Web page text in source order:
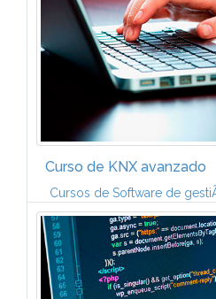
Curso de KNX avanzado
Cursos de Software de
BANDERASFlags.
SEGURIDADGeneral.
software. APLICACIONES
Requisitos del sistema.